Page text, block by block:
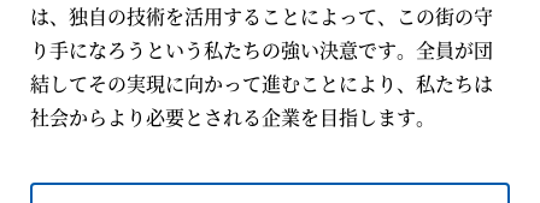
は、独自の技術を活用することによって、この街の守
り手になろうという私たちの強い決意です。全員が団
結してその実現に向かって進むことにより、私たちは
社会からより必要とされる企業を目指します。